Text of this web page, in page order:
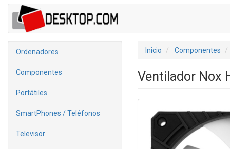
Ordenadores
Componentes
Portátiles
SmartPhones / Teléfonos
Televisor
Inicio Componentes
Ventilador Nox